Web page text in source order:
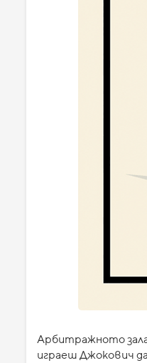
Арбитражното
играеш Джокович